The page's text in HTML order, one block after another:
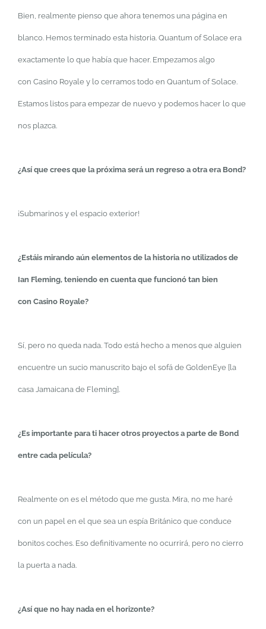
Bien, realmente pienso que ahora tenemos una página en
blanco. Hemos terminado esta historia. Quantum of Solace era
exactamente lo que había que hacer. Empezamos algo
con Casino Royale y lo cerramos todo en Quantum of Solace.
Estamos listos para empezar de nuevo y podemos hacer lo que
nos plazca.
¿Así que crees que la próxima será un regreso a otra era Bond?
¡Submarinos y el espacio exterior!
¿Estáis mirando aún elementos de la historia no utilizados de
Ian Fleming, teniendo en cuenta que funcionó tan bien
con Casino Royale?
Sí, pero no queda nada. Todo está hecho a menos que alguien
encuentre un sucio manuscrito bajo el sofá de GoldenEye [la
casa Jamaicana de Fleming].
¿Es importante para ti hacer otros proyectos a parte de Bond
entre cada película?
Realmente on es el método que me gusta. Mira, no me haré
con un papel en el que sea un espía Británico que conduce
bonitos coches. Eso definitivamente no ocurrirá, pero no cierro
la puerta a nada.
¿Así que no hay nada en el horizonte?